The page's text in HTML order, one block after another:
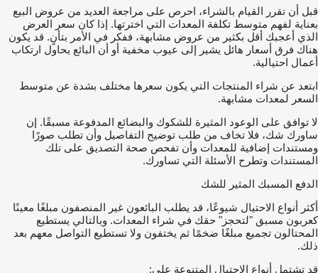
قبل أن تقرر القيام بالشراء، احرص على مراجعة العديد من عروض البيع
بعناية لفهم متوسط تكلفة المعدات التي اخترتها. إذا كان سعر العرض
الذي أعجبك أقل بكثير من عروض مشابهة، ففكر في الأمر بتأنٍ. قد يكون
هناك فرق أسعار هائل يشير إلى عيوب مخفية أو أن البائع يحاول ارتكاب
أعمال احتيالية.
ابتعد عن شراء المنتجات التي يكون سعرها مختلف بشدة عن متوسط
السعر لمعدات مشابهة.
لا توافق على الوعود المثيرة للشكوك والبضائع المدفوعة مسبقًا. إن
ساورك شك، فلا تخاف من طلب توضيح التفاصيل وأن تطلب صورًا
ومستندات إضافية للمعدات وأن تفحص صحة التصديق على تلك
المستندات وتطرح الأسئلة التي تساورك.
الدفع المسبك المثير للشك
أكثر أنواع الاحتيال شيوعًا، قد يطلب البائعون غير المنصفون مبلغًا معينًا
كعربون مسبق "لتحجز" حقك في شراء المعدات. وبالتالي يستطيع
المحتالون تجميع مبلغًا ضخمًا ثم يختفون ولا تستطيع التواصل معهم بعد
ذلك.
قد تشتمل أنواع الاحتيال المتنوعة على: